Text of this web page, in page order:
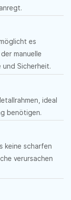
es
manuelle
und Sicherheit.
ideal
benötigen.
keine scharfen
verursachen